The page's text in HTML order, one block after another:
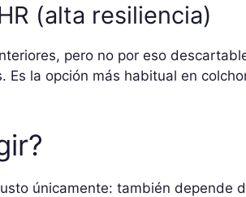
(alta resiliencia)
pero no por eso
Es la opción más habitual en
únicamente: también depende